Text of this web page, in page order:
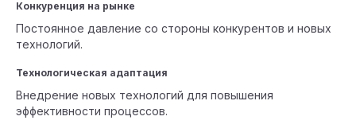
Конкуренция на рынке
Постоянное давление со стороны конкурентов и новых
технологий.
Технологическая адаптация
Внедрение новых технологий для повышения
эффективности процессов.